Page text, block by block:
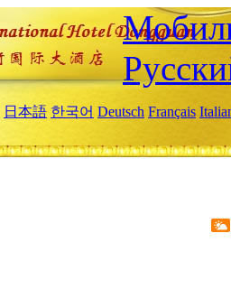
日本語 한국어 Deutsch Français